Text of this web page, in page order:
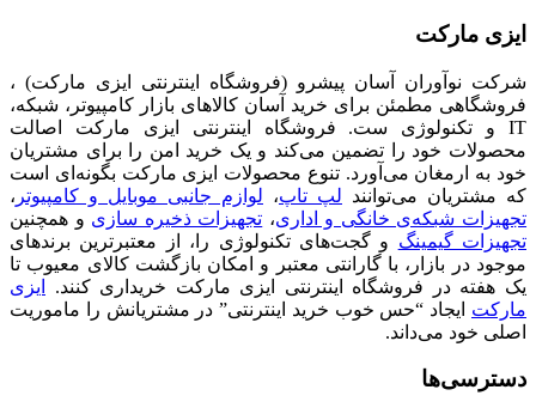
ایزی مارکت
شرکت نوآوران آسان پیشرو (فروشگاه اینترنتی ایزی مارکت) ،
فروشگاهی مطمئن برای خرید آسان کالاهای بازار کامپیوتر، شبکه،
IT و تکنولوژی ست. فروشگاه اینترنتی ایزی مارکت اصالت
محصولات خود را تضمین می‌کند و یک خرید امن را برای مشتریان
خود به ارمغان می‌آورد. تنوع محصولات ایزی مارکت بگونه‌ای است
که مشتریان می‌توانند لپ تاپ، لوازم جانبی موبایل و کامپیوتر ،
تجهیزات شبکه‌ی خانگی و اداری، تجهیزات ذخیره سازی و همچنین
تجهیزات گیمینگ و گجت‌های تکنولوژی را، از معتبرترین برندهای
موجود در بازار، با گارانتی معتبر و امکان بازگشت کالای معیوب تا
یک هفته در فروشگاه اینترنتی ایزی مارکت خریداری کنند.
ایزی
مارکت ایجاد “حس خوب خرید اینترنتی” در مشتریانش را ماموریت
اصلی خود می‌داند.
دسترسی‌ها